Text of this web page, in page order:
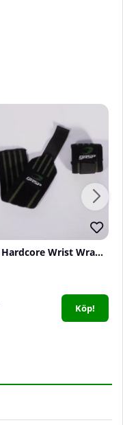
GASP Hardcore Wrist Wraps, black/green
Köp!